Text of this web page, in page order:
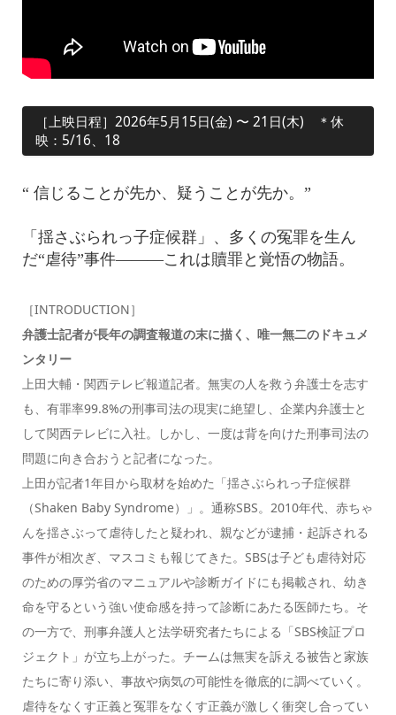
［上映日程］2026年5月15日(金) 〜 21日(木) ＊休
映：5/16、18
“ 信じることが先か、疑うことが先か。”
「揺さぶられっ子症候群」、多くの冤罪を生ん
だ“虐待”事件———これは贖罪と覚悟の物語。
［INTRODUCTION］
弁護士記者が長年の調査報道の末に描く、唯一無二のドキュメ
ンタリー
上田大輔・関西テレビ報道記者。無実の人を救う弁護士を志す
も、有罪率99.8%の刑事司法の現実に絶望し、企業内弁護士と
して関西テレビに入社。しかし、一度は背を向けた刑事司法の
問題に向き合おうと記者になった。
上田が記者1年目から取材を始めた「揺さぶられっ子症候群
（Shaken Baby Syndrome）」。通称SBS。2010年代、赤ちゃ
んを揺さぶって虐待したと疑われ、親などが逮捕・起訴される
事件が相次ぎ、マスコミも報じてきた。SBSは子ども虐待対応
のための厚労省のマニュアルや診断ガイドにも掲載され、幼き
命を守るという強い使命感を持って診断にあたる医師たち。そ
の一方で、刑事弁護人と法学研究者たちによる「SBS検証プロ
ジェクト」が立ち上がった。チームは無実を訴える被告と家族
たちに寄り添い、事故や病気の可能性を徹底的に調べていく。
虐待をなくす正義と冤罪をなくす正義が激しく衝突し合ってい